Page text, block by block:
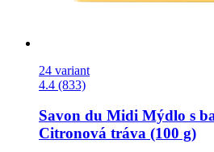
24 variant
4.4 (833)
Savon du Midi Mýdlo s
Citronová tráva (100 g)